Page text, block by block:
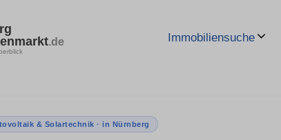
.de Immobiliensuche
& Solartechnik · in Nürnberg